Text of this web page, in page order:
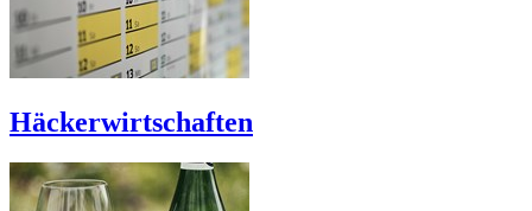
Häckerwirtschaften